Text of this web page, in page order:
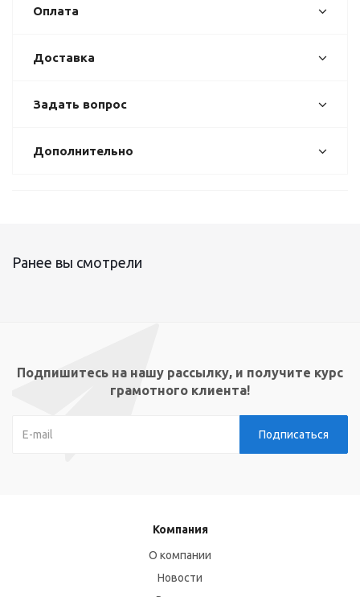
Оплата
Доставка
Задать вопрос
Дополнительно
Ранее вы смотрели
Подпишитесь на нашу рассылку, и получите курс
грамотного клиента!
Компания
О компании
Новости